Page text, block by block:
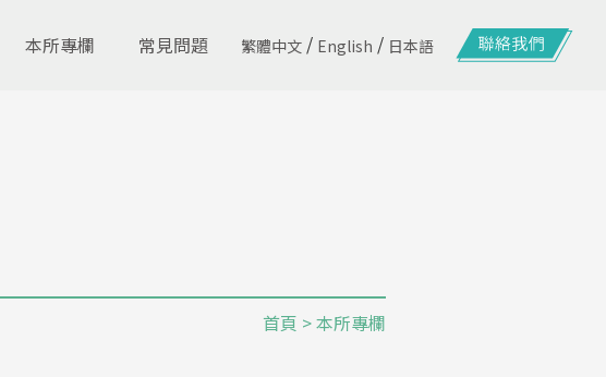
本所專欄 常見問題 繁體中文 / English / 日本語
首頁 >本所專欄